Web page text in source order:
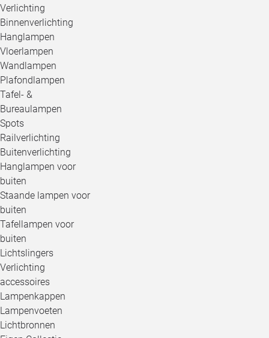
Verlichting
Binnenverlichting
Hanglampen
Vloerlampen
Wandlampen
Plafondlampen
Tafel- &
Bureaulampen
Spots
Railverlichting
Buitenverlichting
Hanglampen voor
buiten
Staande lampen voor
buiten
Tafellampen voor
buiten
Lichtslingers
Verlichting
accessoires
Lampenkappen
Lampenvoeten
Lichtbronnen